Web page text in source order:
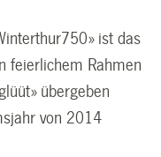
ist das
feierlichem Rahmen
übergeben
von 2014